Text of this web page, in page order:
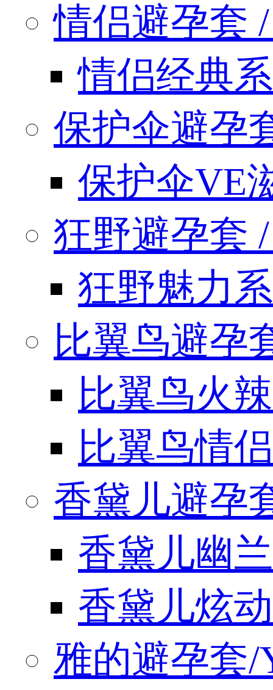
情侣避孕套
情侣经典
保护伞避孕
保护伞VE
狂野避孕套 /
狂野魅力
比翼鸟避孕
比翼鸟火
比翼鸟情
香黛儿避孕
香黛儿幽
香黛儿炫
雅的避孕套/